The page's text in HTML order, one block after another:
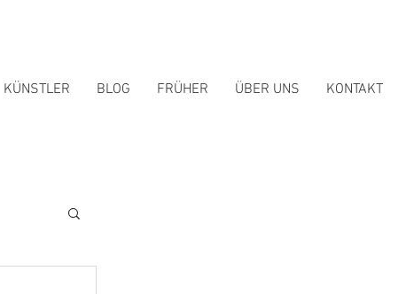
KÜNSTLER BLOG FRÜHER ÜBER UNS KONTAKT